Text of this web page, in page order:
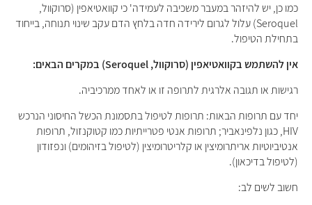
כמו כן, יש להיזהר במעבר משכיבה לעמידה' כי קוואטיאפין (סרוקוול,
Seroquel) עלול לגרום לירידה חדה בלחץ הדם עקב שינוי תנוחה, בייחוד
בתחילת הטיפול.
אין להשתמש בקוואטיאפין (סרוקוול, Seroquel) במקרים הבאים:
רגישות או תגובה אלרגית לתרופה זו או לאחד ממרכיביה.
יחד עם תרופות הבאות: תרופות לטיפול בתסמונת הכשל החיסוני הנרכש
HIV, כגון נלפינאביר; תרופות אנטי פטרייתיות כמו קטוקנזול, תרופות
אנטיביוטיות אריתרומיצין או קלריטרומיצין (לטיפול בזיהומים) ונפזודון
(לטיפול בדיכאון).
חשוב לשים לב: